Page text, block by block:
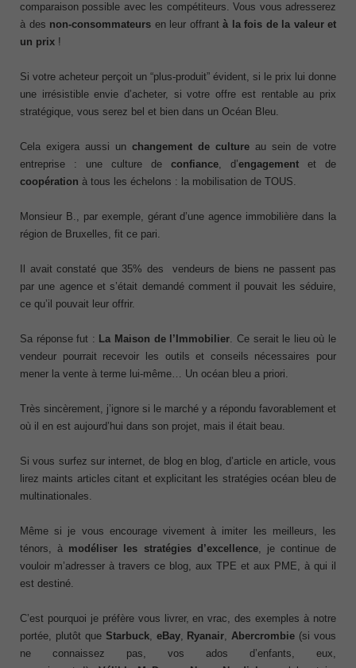
comparaison possible avec les compétiteurs. Vous vous adresserez
à des non-consommateurs en leur offrant à la fois de la valeur et
un prix !
Si votre acheteur perçoit un “plus-produit” évident, si le prix lui donne
une irrésistible envie d’acheter, si votre offre est rentable au prix
stratégique, vous serez bel et bien dans un Océan Bleu.
Cela exigera aussi un changement de culture au sein de votre
entreprise : une culture de confiance, d’engagement et de
coopération à tous les échelons : la mobilisation de TOUS.
Monsieur B., par exemple, gérant d’une agence immobilière dans la
région de Bruxelles, fit ce pari.
Il avait constaté que 35% des vendeurs de biens ne passent pas
par une agence et s’était demandé comment il pouvait les séduire,
ce qu’il pouvait leur offrir.
Sa réponse fut : La Maison de l’Immobilier. Ce serait le lieu où le
vendeur pourrait recevoir les outils et conseils nécessaires pour
mener la vente à terme lui-même… Un océan bleu a priori.
Très sincèrement, j’ignore si le marché y a répondu favorablement et
où il en est aujourd’hui dans son projet, mais il était beau.
Si vous surfez sur internet, de blog en blog, d’article en article, vous
lirez maints articles citant et explicitant les stratégies océan bleu de
multinationales.
Même si je vous encourage vivement à imiter les meilleurs, les
ténors, à modéliser les stratégies d’excellence, je continue de
vouloir m’adresser à travers ce blog, aux TPE et aux PME, à qui il
est destiné.
C’est pourquoi je préfère vous livrer, en vrac, des exemples à notre
portée, plutôt que Starbuck, eBay, Ryanair,Abercrombie (si vous
ne connaissez pas, vos ados d’enfants, eux,